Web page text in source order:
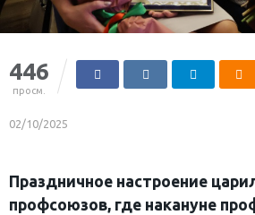
446
просм.
02/10/2025
Праздничное настроение
профсоюзов, где накануне